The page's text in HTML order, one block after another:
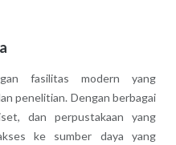
fasilitas modern yang
penelitian. Dengan berbagai
dan perpustakaan yang
ke sumber daya yang